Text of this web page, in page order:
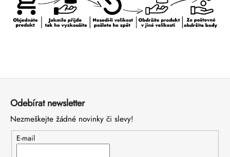
a
HLEDAT
Z
Odebírat newsletter
Nezmeškejte žádné novinky či slevy!
E-mail